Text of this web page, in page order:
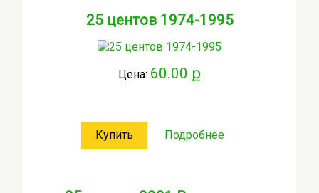
25 центов 1974-1995
Цена: 60.00 ք
Купить Подробнее